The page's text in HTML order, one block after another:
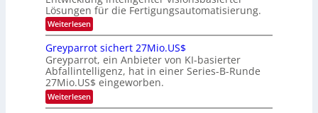
-
T
e
n
d
s
r
s
t
e
n
H
a
l
b
j
a
m
t
i
n
d
e
r
D
A
C
H
u
r
s
v
o
n
P
h
o
t
o
Lösungen für die Fertigungsautomatisierung.
Weiterlesen:
M
t
s
u
b
i
s
Greyparrot sichert 27Mio.US$
Greyparrot, ein Anbieter von KI-basierter
Abfallintelligenz, hat in einer Series-B-Runde
27Mio.US$ eingeworben.
Weiterlesen:
G